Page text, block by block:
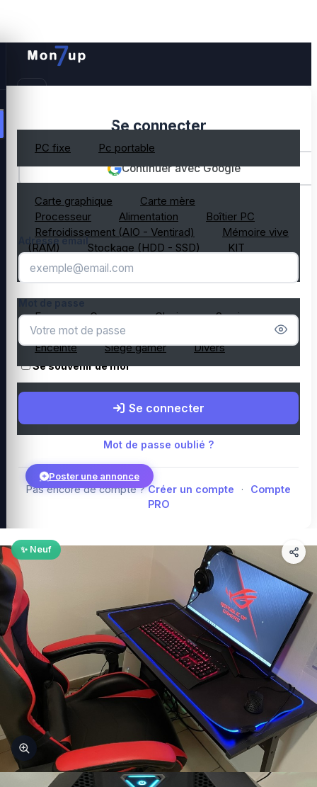
PC gamer occasion
PC fixe Pc portable
Composant PC occasion
Carte graphique
Carte mère
Processeur
Alimentation
Boîtier PC
Refroidissement (AIO - Ventirad)
Mémoire vive
(RAM)
Stockage (HDD - SSD)
KIT
composant PC gamer
Ecran Casque Clavier
Souris
Microphone
Webcam
Enceinte
Siège gamer Divers
Top PC gamer : Intel / AMD
Composants PC gamer
Poster une annonce
Connexion
Se connecter
Continuer avec Google
OU
Adresse email
Se souvenir de moi
Se connecter
Mot de passe oublié ?
Pas encore de compte ? Créer un compte ·
Compte
PRO
✨ Neuf